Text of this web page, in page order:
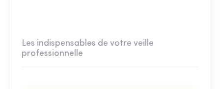
Les indispensables de votre veille
professionnelle